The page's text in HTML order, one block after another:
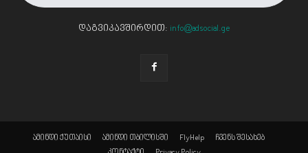
დაგვიკავშირდით: info@adsocial.ge
ამინდი ქუთაისი ამინდი თბილისში FlyHelp
ჩვენს შესახებ